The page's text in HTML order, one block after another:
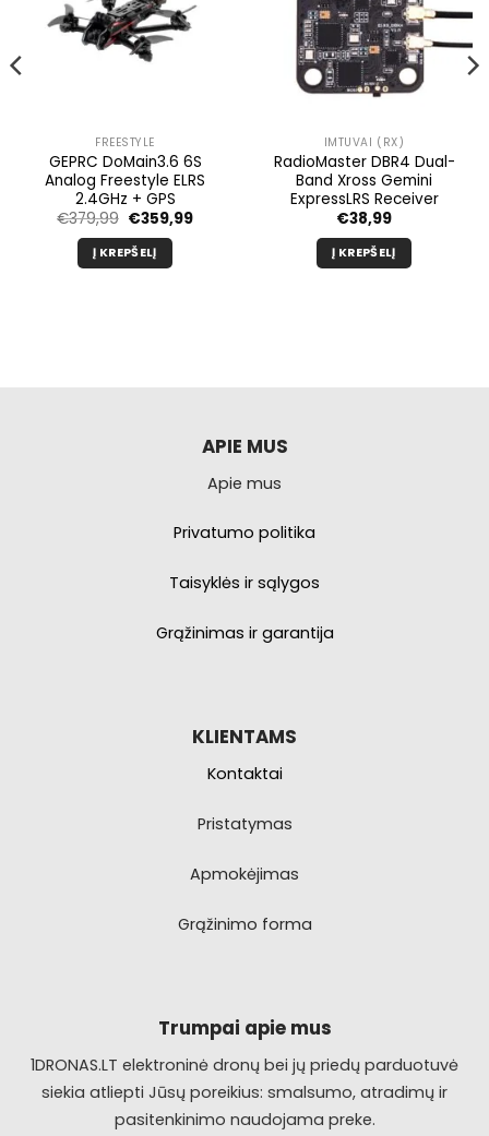
FREESTYLE
GEPRC DoMain3.6 6S
Analog Freestyle ELRS
2.4GHz + GPS
€379,99 Pradinė
buvo:
€379,99.
€359,99Dabartinė
Į KREPŠELĮ
IMTUVAI (RX)
RadioMaster DBR4 Dual-
Band Xross Gemini
ExpressLRS Receiver
€38,99
Į KREPŠELĮ
APIE MUS
Apie mus
Privatumo politika
Taisyklės ir sąlygos
Grąžinimas ir garantija
KLIENTAMS
Kontaktai
Pristatymas
Apmokėjimas
Grąžinimo forma
Trumpai apie mus
1DRONAS.LT elektroninė dronų bei jų priedų parduotuvė
siekia atliepti Jūsų poreikius: smalsumo, atradimų ir
pasitenkinimo naudojama preke.